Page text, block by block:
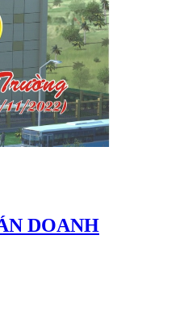
DOANH